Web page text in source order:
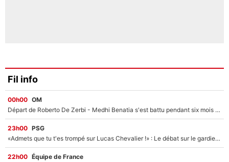
Fil info
00h00 OM
Départ de Roberto De Zerbi - Medhi Benatia s'est battu pendant six mois pour le retenir à l'OM, le PSG a été le naufrage de trop : «Je pars avec toi»
23h00 PSG
«Admets que tu t'es trompé sur Lucas Chevalier !» : Le débat sur le gardien du PSG vire au clash à l'After Foot
22h00 Équipe de France